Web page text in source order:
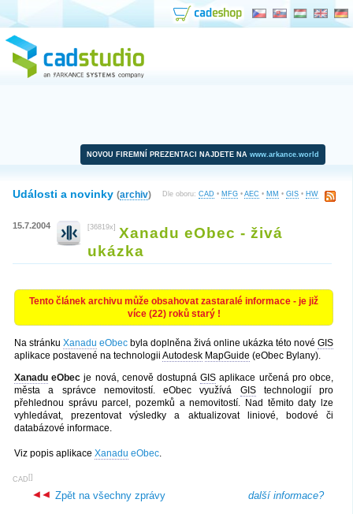
NOVOU FIREMNÍ PREZENTACI NAJDETE NA www.arkance.world
Dle oboru: CAD • MFG • AEC • MM • GIS • HW
Události a novinky (archiv)
15.7.2004 [36819x] Xanadu eObec - živá
ukázka
Tento článek archivu může obsahovat zastaralé informace - je již
více (22) roků starý !
Na stránku Xanadu eObec byla doplněna živá online ukázka této nové GIS
aplikace postavené na technologii Autodesk MapGuide (eObec Bylany).
Xanadu eObec je nová, cenově dostupnáGIS aplikace určená pro obce,
města a správce nemovitostí. eObec využívá GIStechnologií pro
přehlednou správu parcel, pozemků a nemovitostí. Nad těmito daty lze
vyhledávat, prezentovat výsledky a aktualizovat liniové, bodové či
databázové informace.
Viz popis aplikace Xanadu eObec.
[
CAD ]
další informace?
Zpět na všechny zprávy